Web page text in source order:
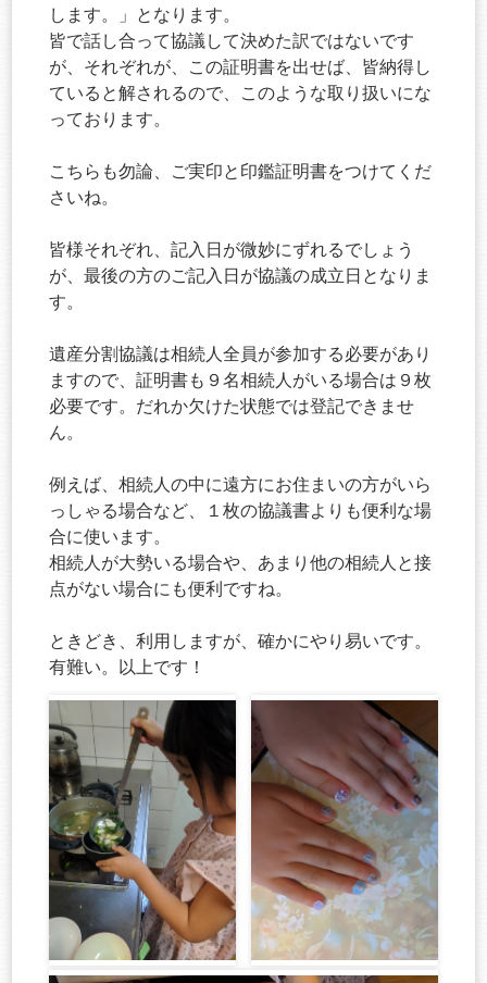
します。」となります。
皆で話し合って協議して決めた訳ではないです
が、それぞれが、この証明書を出せば、皆納得し
ていると解されるので、このような取り扱いにな
っております。
こちらも勿論、ご実印と印鑑証明書をつけてくだ
さいね。
皆様それぞれ、記入日が微妙にずれるでしょう
が、最後の方のご記入日が協議の成立日となりま
す。
遺産分割協議は相続人全員が参加する必要があり
ますので、証明書も９名相続人がいる場合は９枚
必要です。だれか欠けた状態では登記できませ
ん。
例えば、相続人の中に遠方にお住まいの方がいら
っしゃる場合など、１枚の協議書よりも便利な場
合に使います。
相続人が大勢いる場合や、あまり他の相続人と接
点がない場合にも便利ですね。
ときどき、利用しますが、確かにやり易いです。
有難い。以上です！